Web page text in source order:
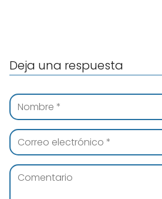
Deja una respuesta